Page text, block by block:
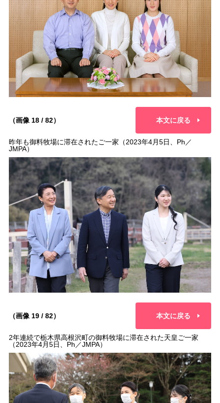
（画像 18 / 82） 本文に戻る
昨年も御料牧場に滞在されたご一家（2023年4月5日、Ph／
JMPA）
（画像 19 / 82） 本文に戻る
2年連続で栃木県高根沢町の御料牧場に滞在された天皇ご一家
（2023年4月5日、Ph／JMPA）